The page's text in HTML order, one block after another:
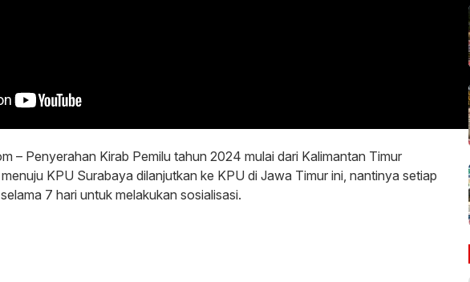
– Penyerahan Kirab Pemilu tahun 2024 mulai dari Kalimantan Timur
KPU Surabaya dilanjutkan ke KPU di Jawa Timur ini, nantinya setiap
7 hari untuk melakukan sosialisasi.